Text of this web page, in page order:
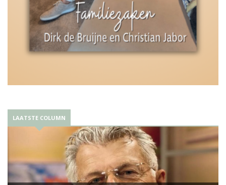
LAATSTE COLUMN